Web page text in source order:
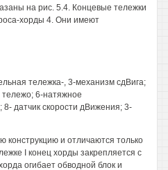
на рис. 5.4. Концевые тележки
хорды 4. Они имеют
тележка-, 3-механизм сдВига;
тележо; 6-натяжное
датчик скорости дВижения; 3-
конструкцию и отличаются только
I конец хорды закрепляется с
огибает обводной блок и